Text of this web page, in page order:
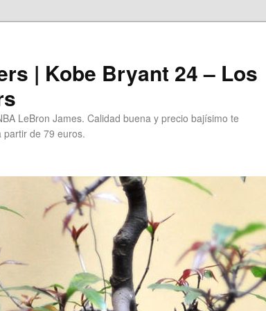
| Kobe Bryant 24 – Los
LeBron James. Calidad buena y precio bajísimo te
de 79 euros.